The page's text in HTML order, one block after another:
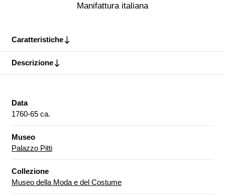
Manifattura italiana
Caratteristiche
Descrizione
Data
1760-65 ca.
Museo
Palazzo Pitti
Collezione
Museo della Moda e del Costume